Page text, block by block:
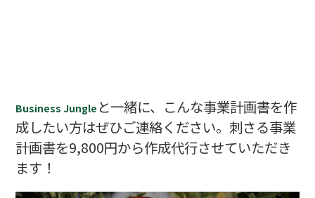
Business Jungle と一緒に、こんな事業計画書を作
成したい方はぜひご連絡ください。刺さる事業
計画書を9,800円から作成代行させていただき
ます！